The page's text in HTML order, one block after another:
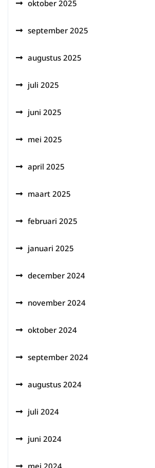
oktober 2025
september 2025
augustus 2025
juli 2025
juni 2025
mei 2025
april 2025
maart 2025
februari 2025
januari 2025
december 2024
november 2024
oktober 2024
september 2024
augustus 2024
juli 2024
juni 2024
mei 2024